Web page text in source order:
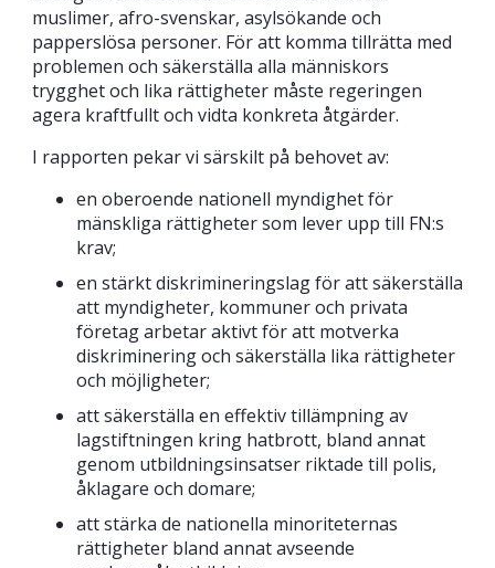
muslimer, afro-svenskar, asylsökande och
papperslösa personer. För att komma tillrätta med
problemen och säkerställa alla människors
trygghet och lika rättigheter måste regeringen
agera kraftfullt och vidta konkreta åtgärder.
I rapporten pekar vi särskilt på behovet av:
en oberoende nationell myndighet för
mänskliga rättigheter som lever upp till FN:s
krav;
en stärkt diskrimineringslag för att säkerställa
att myndigheter, kommuner och privata
företag arbetar aktivt för att motverka
diskriminering och säkerställa lika rättigheter
och möjligheter;
att säkerställa en effektiv tillämpning av
lagstiftningen kring hatbrott, bland annat
genom utbildningsinsatser riktade till polis,
åklagare och domare;
att stärka de nationella minoriteternas
rättigheter bland annat avseende